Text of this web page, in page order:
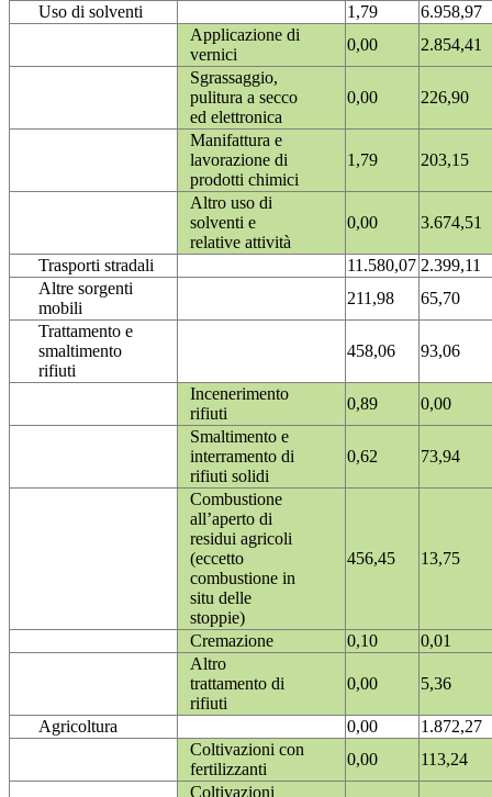
Uso di solventi 1,79
6.958,97
Applicazione di
vernici
0,00
2.854,41
Sgrassaggio,
pulitura a secco
ed elettronica
0,00 226,90
Manifattura e
lavorazione di
prodotti chimici
1,79 203,15
Altro uso di
solventi e
relative attività
0,00 3.674,51
Trasporti stradali 11.580,07 2.399,11
Altre sorgenti
mobili
211,98
65,70
Trattamento e
smaltimento
rifiuti
458,06 93,06
Incenerimento
rifiuti
0,89
0,00
Smaltimento e
interramento di
rifiuti solidi
0,62 73,94
Combustione
all’aperto di
residui agricoli
(eccetto
combustione in
situ delle
stoppie)
456,45 13,75
Cremazione 0,10
0,01
Altro
trattamento di
rifiuti
0,00 5,36
Agricoltura 0,00
1.872,27
Coltivazioni con
fertilizzanti
0,00
113,24
Coltivazioni